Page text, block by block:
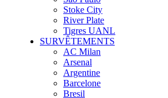
Stoke City
River Plate
Tigres UANL
SURVÊTEMENTS
AC Milan
Arsenal
Argentine
Barcelone
Bresil